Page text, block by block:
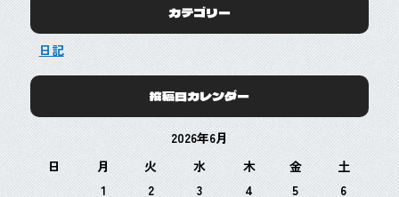
カテゴリー
日記
投稿日カレンダー
2026年6月
日
月 火 水 木 金
土
1
2 3 4 5 6